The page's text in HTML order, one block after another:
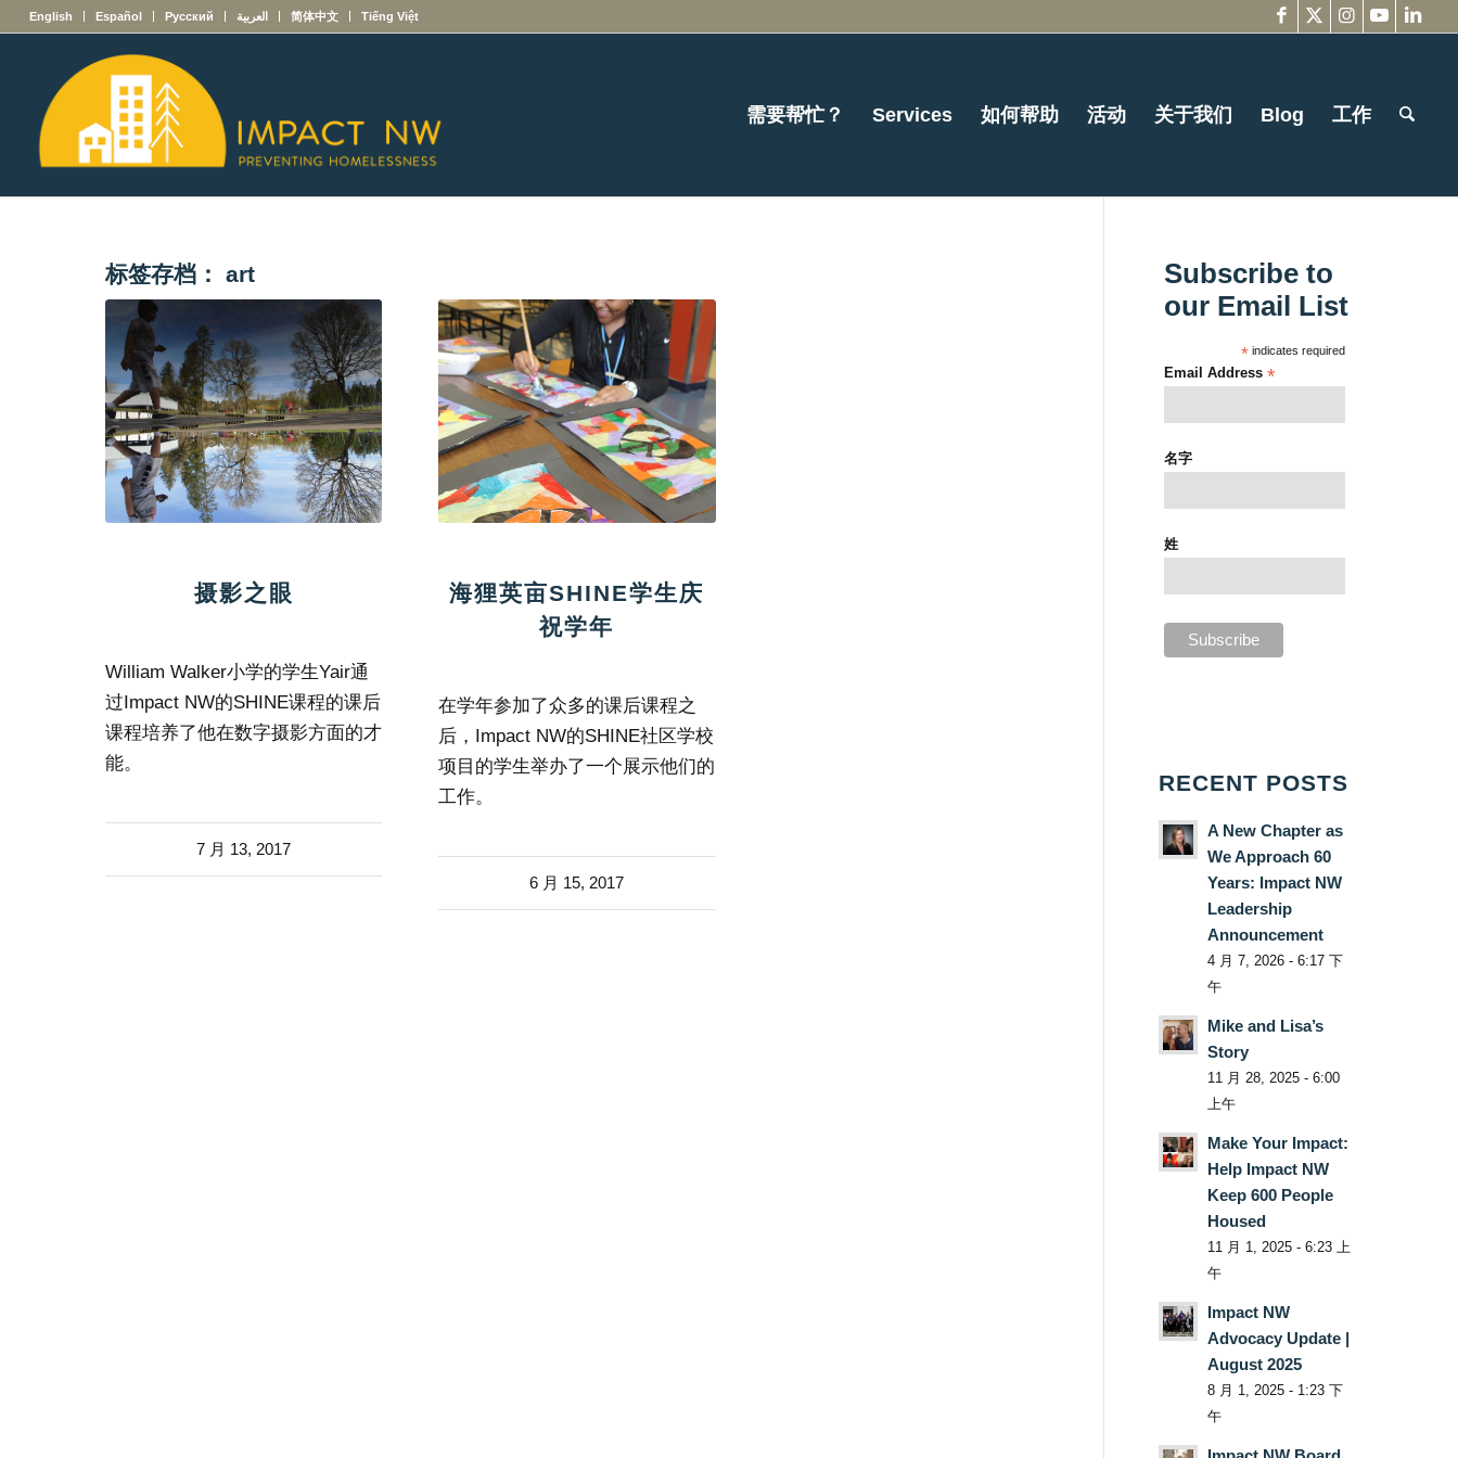
English Español Русский العربية 简体中文 Tiếng Việt
需要帮忙？ Services 如何帮助 活动 关于我们 Blog 工作
标签存档：art
摄影之眼
William Walker小学的学生Yair通
过Impact NW的SHINE课程的课后
课程培养了他在数字摄影方面的才
能。
7 月 13, 2017
海狸英亩SHINE学生庆
祝学年
在学年参加了众多的课后课程之
后，Impact NW的SHINE社区学校
项目的学生举办了一个展示他们的
工作。
6 月 15, 2017
Subscribe to
our Email List
* indicates required
Email Address*
名字
姓
RECENT POSTS
A New Chapter as
We Approach 60
Years: Impact NW
Leadership
Announcement
4 月 7, 2026 - 6:17 下
午
Mike and Lisa’s
Story
11 月 28, 2025 - 6:00
上午
Make Your Impact:
Help Impact NW
Keep 600 People
Housed
11 月 1, 2025 - 6:23 上
午
Impact NW
Advocacy Update |
August 2025
8 月 1, 2025 - 1:23 下
午